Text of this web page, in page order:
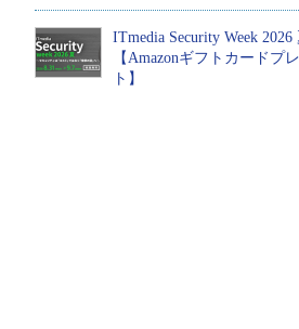
ITmedia Security Week 2026
【Amazonギフトカードプ
ト】